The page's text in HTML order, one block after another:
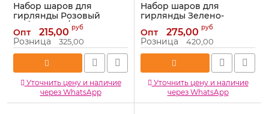
Набор шаров для
гирлянды Розовый
омбре 45шт/уп 6233267
Артикул: 6233267
Опт 215,00 руб
Розница 325,00
Уточнить цену и наличие
через WhatsApp
Набор шаров для
гирлянды Зелено-
желтый сочный микс
75шт/уп 6233264
Артикул: 6233264
Опт 275,00 руб
Розница 420,00
Уточнить цену и наличие
через WhatsApp